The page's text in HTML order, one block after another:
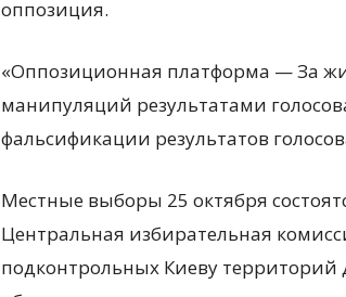
оппозиция.
«Оппозиционная платформа — За
манипуляций результатами
фальсификации результатов
Местные выборы 25 октября
Центральная избирательная
подконтрольных Киеву